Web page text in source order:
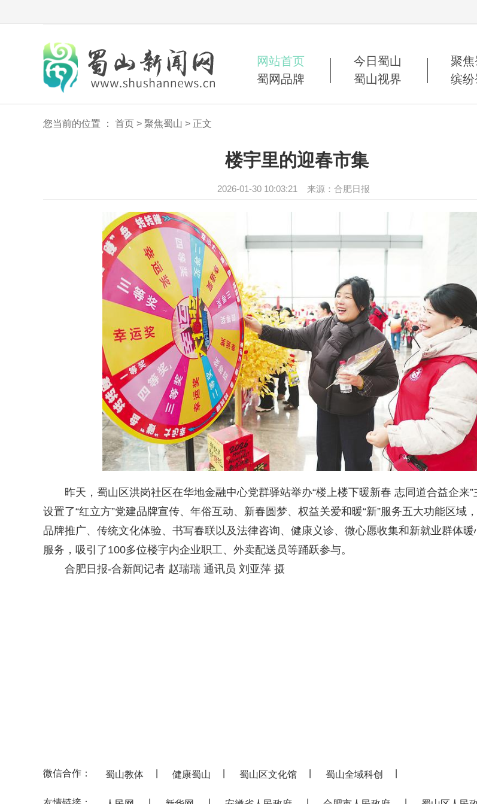
网站首页 今日蜀山 聚焦
蜀网品牌
蜀山视界 缤纷
您当前的位置 ： 首页 > 聚焦蜀山 > 正文
楼宇里的迎春市集
2026-01-30 10:03:21 来源：合肥日报
昨天，蜀山区洪岗社区在华地金融中心党群驿站举办“楼上楼下暖新春 志同道合益企来”
设置了“红立方”党建品牌宣传、年俗互动、新春圆梦、权益关爱和暖“新”服务五大功能区域
品牌推广、传统文化体验、书写春联以及法律咨询、健康义诊、微心愿收集和新就业群体
服务，吸引了100多位楼宇内企业职工、外卖配送员等踊跃参与。
合肥日报-合新闻记者 赵瑞瑞 通讯员 刘亚萍 摄
微信合作： 蜀山教体 健康蜀山 蜀山区文化馆 蜀山全域科创